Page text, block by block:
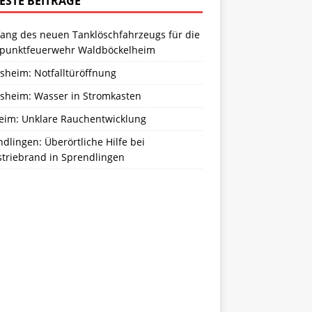
des neuen Tanklöschfahrzeugs für die
Waldböckelheim
Notfalltüröffnung
Wasser in Stromkasten
Unklare Rauchentwicklung
Überörtliche Hilfe bei
in Sprendlingen